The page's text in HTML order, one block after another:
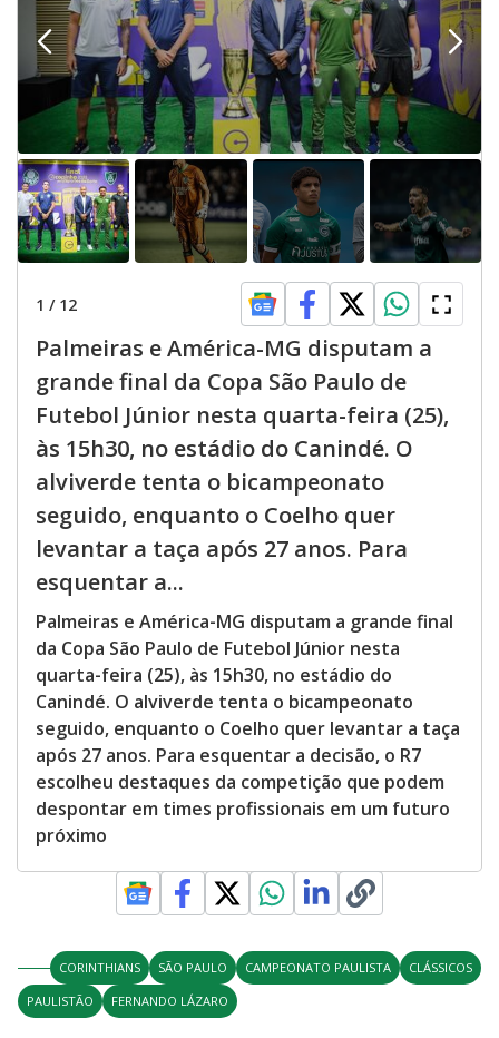
1 / 12
Palmeiras e América-MG disputam a
grande final da Copa São Paulo de
Futebol Júnior nesta quarta-feira (25),
às 15h30, no estádio do Canindé. O
alviverde tenta o bicampeonato
seguido, enquanto o Coelho quer
levantar a taça após 27 anos. Para
esquentar a...
Palmeiras e América-MG disputam a grande final
da Copa São Paulo de Futebol Júnior nesta
quarta-feira (25), às 15h30, no estádio do
Canindé. O alviverde tenta o bicampeonato
seguido, enquanto o Coelho quer levantar a taça
após 27 anos. Para esquentar a decisão, o R7
escolheu destaques da competição que podem
despontar em times profissionais em um futuro
próximo
CORINTHIANS SÃO PAULO CAMPEONATO PAULISTA
CLÁSSICOS
PAULISTÃO
FERNANDO LÁZARO